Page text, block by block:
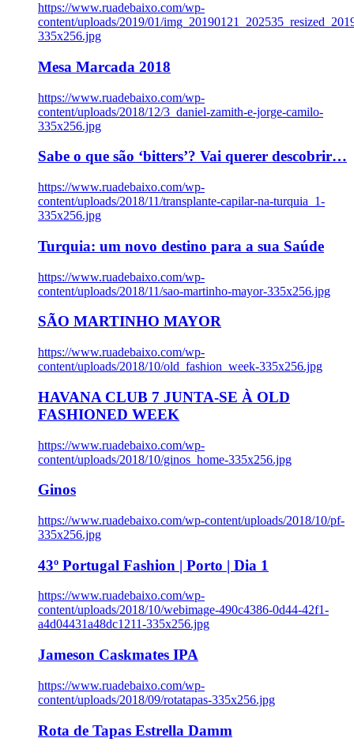
https://www.ruadebaixo.com/wp-
content/uploads/2019/01/
335x256.jpg
Mesa Marcada 2018
https://www.ruadebaixo.com/wp-
content/uploads/2018/12/3_daniel-zamith-e-jorge-camilo-
335x256.jpg
Sabe o que são ‘bitters’? Vai querer descobrir…
https://www.ruadebaixo.com/wp-
content/uploads/2018/11/transplante-capilar-na-turquia_1-
335x256.jpg
Turquia: um novo destino para a sua Saúde
https://www.ruadebaixo.com/wp-
content/uploads/2018/11/sao-martinho-mayor-335x256.jpg
SÃO MARTINHO MAYOR
https://www.ruadebaixo.com/wp-
content/uploads/2018/10/old_fashion_week-335x256.jpg
HAVANA CLUB 7 JUNTA-SE À OLD
FASHIONED WEEK
https://www.ruadebaixo.com/wp-
content/uploads/2018/10/ginos_home-335x256.jpg
Ginos
https://www.ruadebaixo.com/wp-content/uploads/2018/10/pf-
335x256.jpg
43º Portugal Fashion | Porto | Dia 1
https://www.ruadebaixo.com/wp-
content/uploads/2018/10/webimage-490c4386-0d44-42f1-
a4d04431a48dc1211-335x256.jpg
Jameson Caskmates IPA
https://www.ruadebaixo.com/wp-
content/uploads/2018/09/rotatapas-335x256.jpg
Rota de Tapas Estrella Damm